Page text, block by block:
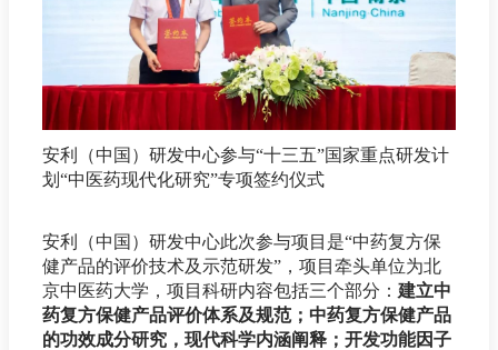
安利（中国）研发中心参与“十三五”国家重点研发计
划“中医药现代化研究”专项签约仪式
安利（中国）研发中心此次参与项目是“中药复方保
健产品的评价技术及示范研发”，项目牵头单位为北
京中医药大学，项目科研内容包括三个部分： 建立中
药复方保健产品评价体系及规范；中药复方保健产品
的功效成分研究，现代科学内涵阐释；开发功能因子